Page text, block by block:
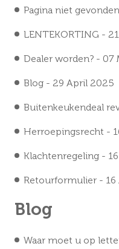
Pagina niet gevonden
LENTEKORTING -
Dealer worden? - 07
Blog - 29 April 2025
Buitenkeukendeal
Herroepingsrecht -
Klachtenregeling -
Retourformulier -
Blog
Waar moet u op